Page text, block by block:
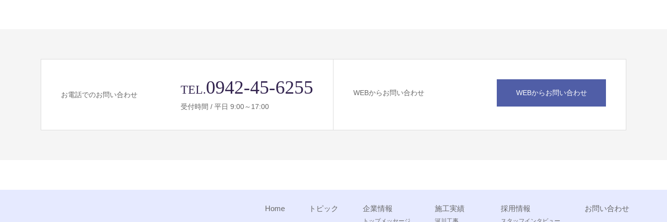
お電話でのお問い合わせ TEL.0942-45-6255
受付時間 / 平日 9:00～17:00
WEBからお問い合わせ WEBからお問い合わせ
Home トピック 企業情報 施工実績 採用情報 お問い合わせ